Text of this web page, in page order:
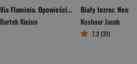
Via Flaminia. Opowieści z Umbrii
Bartek Kieżun
Kushner Jacob
7,2 (31)